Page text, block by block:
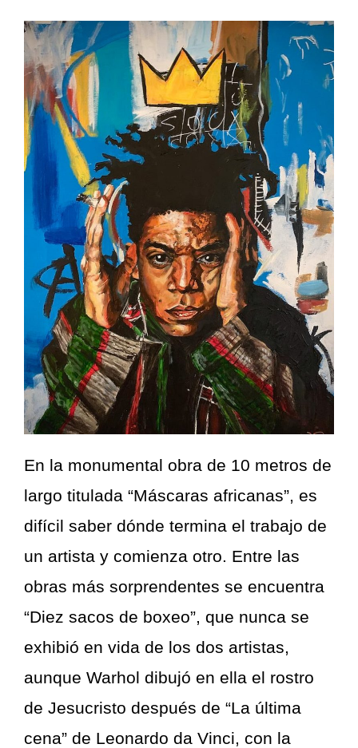
En la monumental obra de 10 metros de
largo titulada “Máscaras africanas”, es
difícil saber dónde termina el trabajo de
un artista y comienza otro. Entre las
obras más sorprendentes se encuentra
“Diez sacos de boxeo”, que nunca se
exhibió en vida de los dos artistas,
aunque Warhol dibujó en ella el rostro
de Jesucristo después de “La última
cena” de Leonardo da Vinci, con la